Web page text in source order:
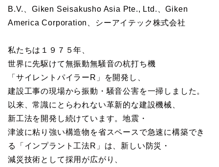
B.V.、Giken Seisakusho Asia Pte., Ltd.、Giken
America Corporation、シーアイテック株式会社
私たちは１９７５年、
世界に先駆けて無振動無騒音の杭打ち機
「サイレントパイラーR」を開発し、
建設工事の現場から振動・騒音公害を一掃しました。
以来、常識にとらわれない革新的な建設機械、
新工法を開発し続けています。地震・
津波に粘り強い構造物を省スペースで急速に構築でき
る「インプラント工法R」は、新しい防災・
減災技術として採用が広がり、